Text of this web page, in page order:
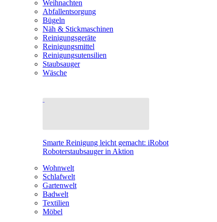
Weihnachten
Abfallentsorgung
Bügeln
Näh & Stickmaschinen
Reinigungsgeräte
Reinigungsmittel
Reinigungsutensilien
Staubsauger
Wäsche
Smarte Reinigung leicht gemacht: iRobot
Roboterstaubsauger in Aktion
Wohnwelt
Schlafwelt
Gartenwelt
Badwelt
Textilien
Möbel